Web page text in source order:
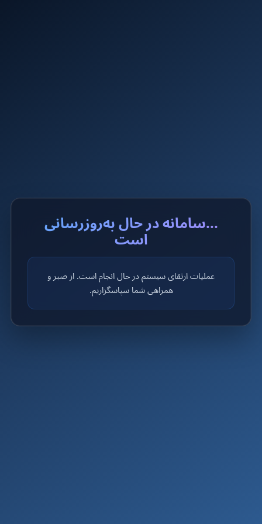
...سامانه در حال به‌روزرسانی
است
عملیات ارتقای سیستم در حال انجام است. از صبر و
همراهی شما سپاسگزاریم.